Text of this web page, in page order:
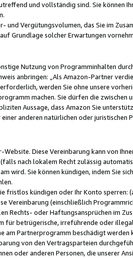
und vollständig sind. Sie können
und Vergütungsvolumen, das Sie im
Grundlage solcher Erwartungen
Nutzung von Programminhalten
anbringen: „Als Amazon-Partner
werden Sie ohne unsere
machen. Sie dürfen die zwischen
Aussage, dass Amazon Sie
anderen natürlichen oder juristischen
Diese Vereinbarung kann von
nach lokalem Recht zulässig
wird. Sie können kündigen, indem Sie
fristlos kündigen oder Ihr Konto sperren:
Vereinbarung (einschließlich
Rechts- oder Haftungsansprüchen im
für betrügerische, irreführende oder
am Partnerprogramm beschädigt
von den Vertragsparteien
oder anderen Personen, die unserer